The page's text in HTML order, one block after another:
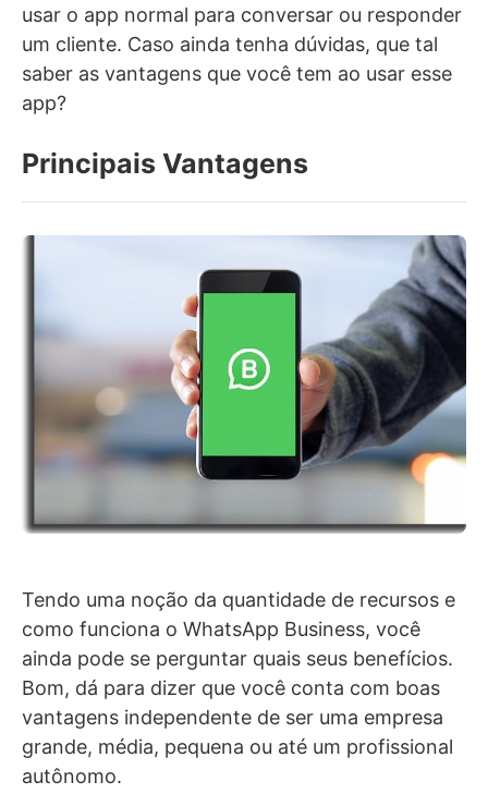
usar o app normal para conversar ou responder
um cliente. Caso ainda tenha dúvidas, que tal
saber as vantagens que você tem ao usar esse
app?
Principais Vantagens
Tendo uma noção da quantidade de recursos e
como funciona o WhatsApp Business, você
ainda pode se perguntar quais seus benefícios.
Bom, dá para dizer que você conta com boas
vantagens independente de ser uma empresa
grande, média, pequena ou até um profissional
autônomo.